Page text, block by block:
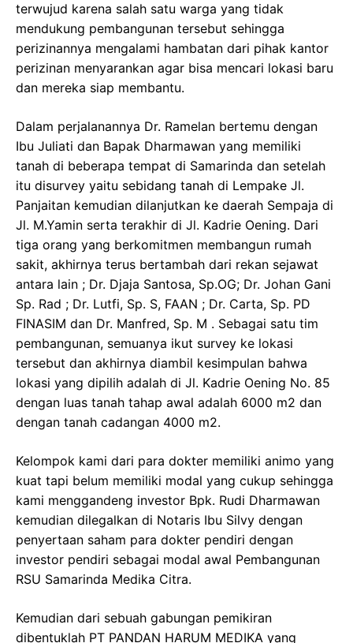
terwujud karena salah satu warga yang tidak
mendukung pembangunan tersebut sehingga
perizinannya mengalami hambatan dari pihak kantor
perizinan menyarankan agar bisa mencari lokasi baru
dan mereka siap membantu.
Dalam perjalanannya Dr. Ramelan bertemu dengan
Ibu Juliati dan Bapak Dharmawan yang memiliki
tanah di beberapa tempat di Samarinda dan setelah
itu disurvey yaitu sebidang tanah di Lempake Jl.
Panjaitan kemudian dilanjutkan ke daerah Sempaja di
Jl. M.Yamin serta terakhir di Jl. Kadrie Oening. Dari
tiga orang yang berkomitmen membangun rumah
sakit, akhirnya terus bertambah dari rekan sejawat
antara lain ; Dr. Djaja Santosa, Sp.OG; Dr. Johan Gani
Sp. Rad ; Dr. Lutfi, Sp. S, FAAN ; Dr. Carta, Sp. PD
FINASIM dan Dr. Manfred, Sp. M . Sebagai satu tim
pembangunan, semuanya ikut survey ke lokasi
tersebut dan akhirnya diambil kesimpulan bahwa
lokasi yang dipilih adalah di Jl. Kadrie Oening No. 85
dengan luas tanah tahap awal adalah 6000 m2 dan
dengan tanah cadangan 4000 m2.
Kelompok kami dari para dokter memiliki animo yang
kuat tapi belum memiliki modal yang cukup sehingga
kami menggandeng investor Bpk. Rudi Dharmawan
kemudian dilegalkan di Notaris Ibu Silvy dengan
penyertaan saham para dokter pendiri dengan
investor pendiri sebagai modal awal Pembangunan
RSU Samarinda Medika Citra.
Kemudian dari sebuah gabungan pemikiran
dibentuklah PT PANDAN HARUM MEDIKA yang